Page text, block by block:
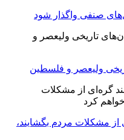
صنفی واگذار شود
ولیعصر و فلسطین
از مشکلات مردم بگشایند،